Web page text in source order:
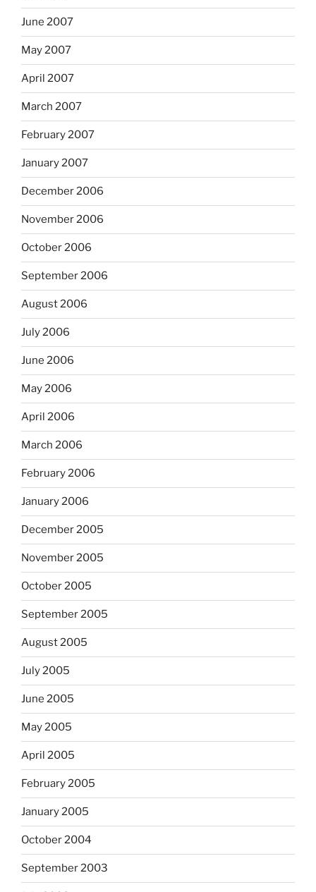
June 2007
May 2007
April 2007
March 2007
February 2007
January 2007
December 2006
November 2006
October 2006
September 2006
August 2006
July 2006
June 2006
May 2006
April 2006
March 2006
February 2006
January 2006
December 2005
November 2005
October 2005
September 2005
August 2005
July 2005
June 2005
May 2005
April 2005
February 2005
January 2005
October 2004
September 2003